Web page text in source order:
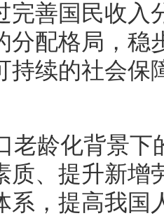
完善国民收入
分配格局，稳
持续的社会保
老龄化背景下
质、提升新增
系，提高我国